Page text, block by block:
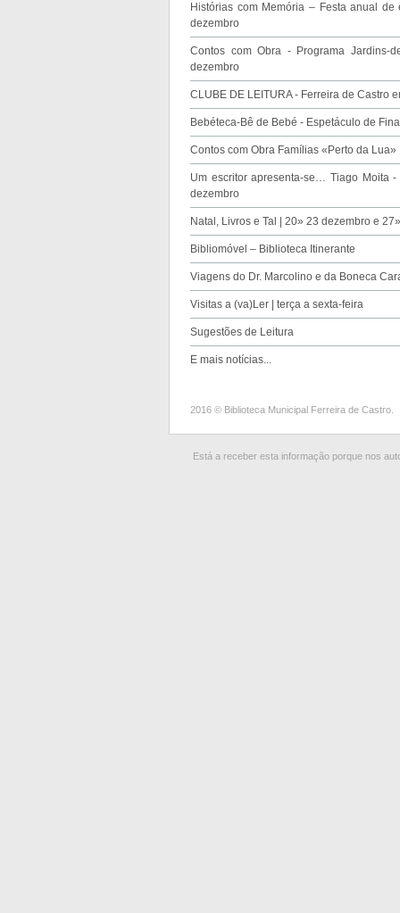
Histórias com Memória – Festa anual de
dezembro
Contos com Obra - Programa Jardins-
dezembro
CLUBE DE LEITURA - Ferreira de Castro
Bebéteca-Bê de Bebé - Espetáculo de
Contos com Obra Famílias «Perto da Lua»
Um escritor apresenta-se… Tiago Moita
dezembro
Natal, Livros e Tal | 20» 23 dezembro e
Bibliomóvel – Biblioteca Itinerante
Viagens do Dr. Marcolino e da Boneca
Visitas a (va)Ler | terça a sexta-feira
Sugestões de Leitura
E mais notícias...
2016 © Biblioteca Municipal Ferreira de Castro.
Está a receber esta informação porque nos